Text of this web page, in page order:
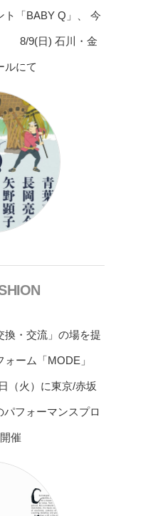
ト「BABY Q」、 今
8/9(日) 石川・金
ルにて
換・交流」の場を提
ーム「MODE」
（火）に東京/赤坂
フォーマンスプロ
催